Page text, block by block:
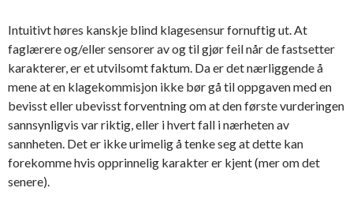
Intuitivt høres kanskje blind klagesensur fornuftig ut. At
faglærere og/eller sensorer av og til gjør feil når de fastsetter
karakterer, er et utvilsomt faktum. Da er det nærliggende å
mene at en klagekommisjon ikke bør gå til oppgaven med en
bevisst eller ubevisst forventning om at den første vurderingen
sannsynligvis var riktig, eller i hvert fall i nærheten av
sannheten. Det er ikke urimelig å tenke seg at dette kan
forekomme hvis opprinnelig karakter er kjent (mer om det
senere).